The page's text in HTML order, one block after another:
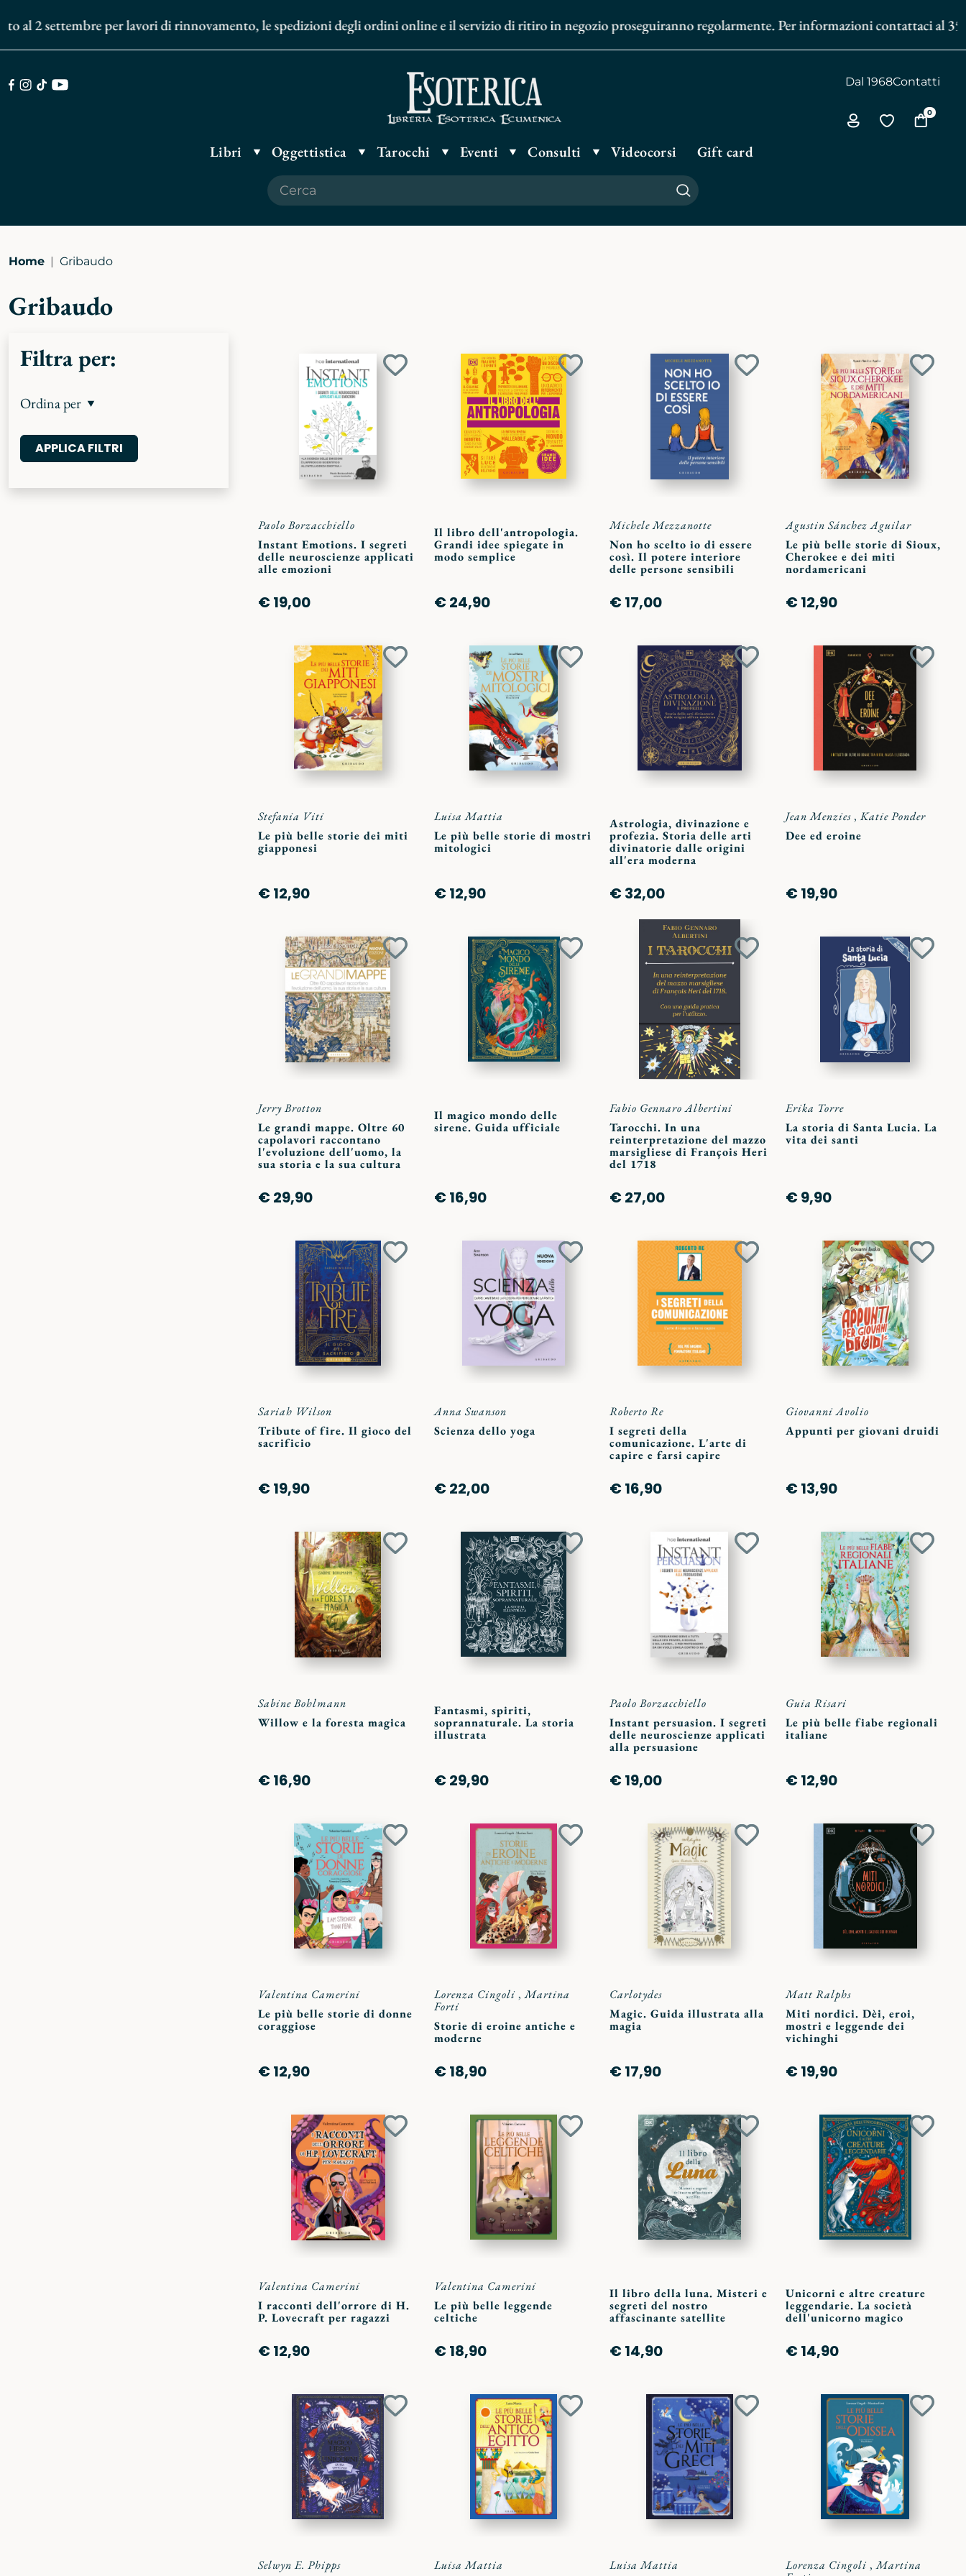
settembre per lavori di rinnovamento, le spedizioni degli ordini online e il servizio di ritiro in negozio proseguiranno regolarmente. Per informazioni contattaci al351 602
Dal 1968Contatti
Via
Vai
Vai
0
Libri Oggettistica Tarocchi Eventi Consulti Videocorsi Gift card
Cerca
Home Gribaudo
Gribaudo
Filtra per:
Ordina per
Aggiungi
Paolo Borzacchiello
Instant Emotions. I segreti
delle neuroscienze applicati
alle emozioni
€ 19,00
Aggiungi
Il libro dell'antropologia.
Grandi idee spiegate in
modo semplice
€ 24,90
Aggiungi
Michele Mezzanotte
Non ho scelto io di essere
così. Il potere interiore
delle persone sensibili
€ 17,00
Agustin Sánchez Aguilar
Le più belle storie di Sioux,
Cherokee e dei miti
nordamericani
€ 12,90
Aggiungi
Stefania Viti
Le più belle storie dei miti
giapponesi
€ 12,90
Aggiungi
Luisa Mattia
Le più belle storie di mostri
mitologici
€ 12,90
Aggiungi
Astrologia, divinazione e
profezia. Storia delle arti
divinatorie dalle origini
all'era moderna
€ 32,00
Jean Menzies , Katie Ponder
Dee ed eroine
€ 19,90
Aggiungi
Jerry Brotton
Le grandi mappe. Oltre 60
capolavori raccontano
l'evoluzione dell'uomo, la
sua storia e la sua cultura
€ 29,90
Aggiungi
Il magico mondo delle
sirene. Guida ufficiale
€ 16,90
Aggiungi
Fabio Gennaro Albertini
Tarocchi. In una
reinterpretazione del mazzo
marsigliese di François Heri
del 1718
€ 27,00
Erika Torre
La storia di Santa Lucia. La
vita dei santi
€ 9,90
Aggiungi
Sariah Wilson
Tribute of fire. Il gioco del
sacrificio
€ 19,90
Aggiungi
Anna Swanson
Scienza dello yoga
€ 22,00
Aggiungi
Roberto Re
I segreti della
comunicazione. L'arte di
capire e farsi capire
€ 16,90
Giovanni Avolio
Appunti per giovani druidi
€ 13,90
Aggiungi
Sabine Bohlmann
Willow e la foresta magica
€ 16,90
Aggiungi
Fantasmi, spiriti,
soprannaturale. La storia
illustrata
€ 29,90
Aggiungi
Paolo Borzacchiello
Instant persuasion. I segreti
delle neuroscienze applicati
alla persuasione
€ 19,00
Guia Risari
Le più belle fiabe regionali
italiane
€ 12,90
Aggiungi
Valentina Camerini
Le più belle storie di donne
coraggiose
€ 12,90
Aggiungi
Lorenza Cingoli ,Martina
Forti
Storie di eroine antiche e
moderne
€ 18,90
Aggiungi
Carlotydes
Magic. Guida illustrata alla
magia
€ 17,90
Matt Ralphs
Miti nordici. Dèi, eroi,
mostri e leggende dei
vichinghi
€ 19,90
Aggiungi
Valentina Camerini
I racconti dell'orrore di H.
P. Lovecraft per ragazzi
€ 12,90
Aggiungi
Valentina Camerini
Le più belle leggende
celtiche
€ 18,90
Aggiungi
Il libro della luna. Misteri e
segreti del nostro
affascinante satellite
€ 14,90
Unicorni e altre creature
leggendarie. La società
dell'unicorno magico
€ 14,90
Aggiungi
Selwyn E. Phipps
Aggiungi
Luisa Mattia
Aggiungi
Luisa Mattia Lorenza Cingoli ,Martina